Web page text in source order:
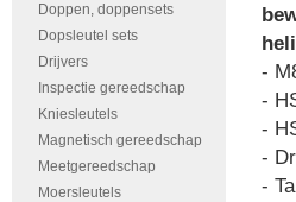
Doppen, doppensets
Dopsleutel sets
Drijvers
Inspectie gereedschap
Kniesleutels
Magnetisch gereedschap
Meetgereedschap
Moersleutels
-
-
-
-
-